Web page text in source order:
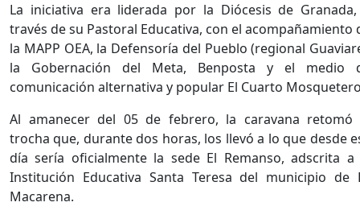
La iniciativa era liderada por la Diócesis de
través de su Pastoral Educativa, con el acompañamiento
la MAPP OEA, la Defensoría del Pueblo (regional
la Gobernación del Meta, Benposta y el medio
comunicación alternativa y popular El Cuarto
Al amanecer del 05 de febrero, la caravana retomó
trocha que, durante dos horas, los llevó a lo que desde
día sería oficialmente la sede El Remanso, adscrita a
Institución Educativa Santa Teresa del municipio de
Macarena.